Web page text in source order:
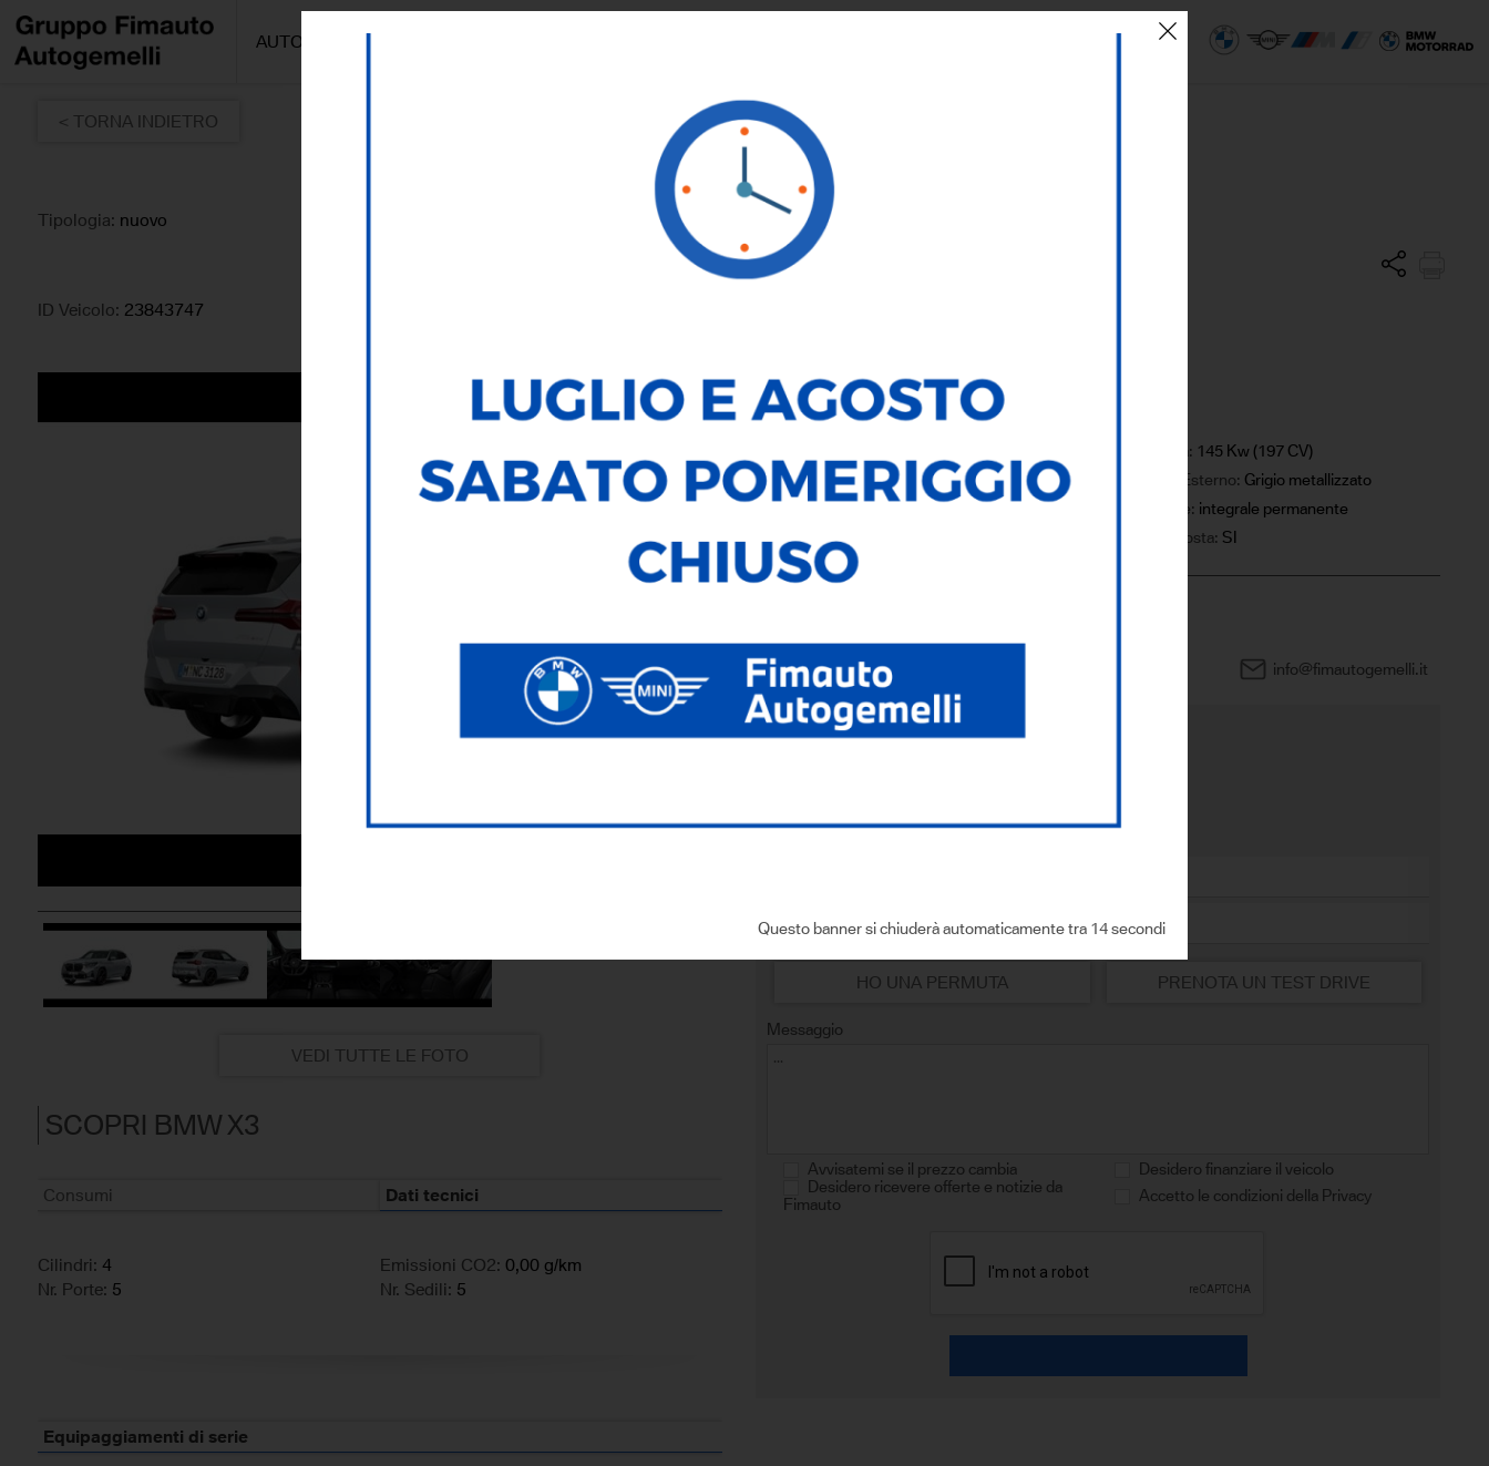
Questo banner si chiuderà automaticamente tra 13 secondi
AUTO/MOTO
< TORNA INDIETRO
Tipologia: nuovo
ID Veicolo: 23843747
BMW X3
xDrive 20d Msport Pro Aut.
VEDI TUTTE LE FOTO
SCOPRI BMW X3
Consumi Dati tecnici
Cilindri: 4 Emissioni CO2: 0,00 g/km
Nr. Porte: 5 Nr. Sedili: 5
Equipaggiamenti di serie
DATI PRINCIPALI
Potenza: 145 Kw (197 CV)
Carrozzeria:Fuoristrada Colore Esterno: Grigio metallizzato
Cilindrata: 1995,00 Trazione: integrale permanente
Cambio:
IVA esposta: SI
Via dell'Economia, 6
- 36100 Vicenza
info@fimautogemelli.it
Sei interessato a questo modello?
HO UNA PERMUTA PRENOTA UN TEST DRIVE
Messaggio
Avvisatemi se il prezzo cambia
Desidero finanziare il veicolo
Desidero ricevere offerte e notizie da
Fimauto
Accetto le condizioni della Privacy